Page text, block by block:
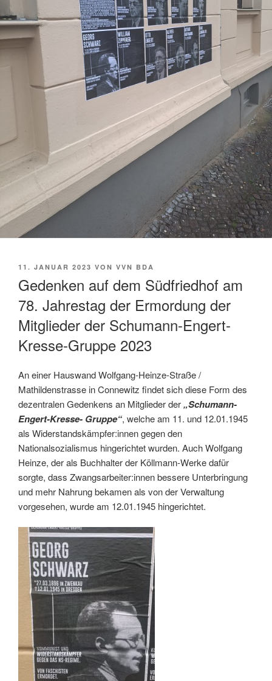
VERÖFFENTLICHT
11. JANUAR 2023 VON VVN BDA
Gedenken auf dem Südfriedhof am
78. Jahrestag der Ermordung der
Mitglieder der Schumann-Engert-
Kresse-Gruppe 2023
An einer Hauswand Wolfgang-Heinze-Straße /
Mathildenstrasse in Connewitz findet sich diese Form des
dezentralen Gedenkens an Mitglieder der„Schumann-
Engert-Kresse- Gruppe“, welche am 11. und 12.01.1945
als Widerstandskämpfer:innen gegen den
Nationalsozialismus hingerichtet wurden. Auch Wolfgang
Heinze, der als Buchhalter der Köllmann-Werke dafür
sorgte, dass Zwangsarbeiter:innen bessere Unterbringung
und mehr Nahrung bekamen als von der Verwaltung
vorgesehen, wurde am 12.01.1945 hingerichtet.